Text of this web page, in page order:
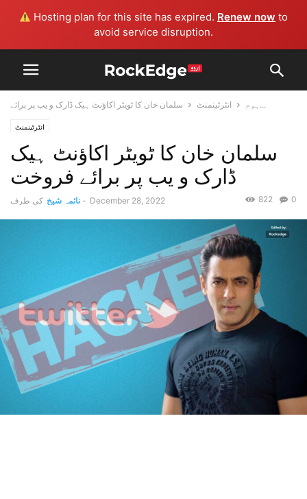
Hosting plan for this site has expired. Renew now to
avoid service disruption.
ہوم انٹرٹینمنٹ سلمان خان کا ٹویٹر اکاؤنٹ ہیک ڈارک و یب پر برائے...
انٹرٹینمنٹ
سلمان خان کا ٹویٹر اکاؤنٹ ہیک
ڈارک و یب پر برائے فروخت
کی طرف نائمہ شیخ - December 28, 2022 0
822